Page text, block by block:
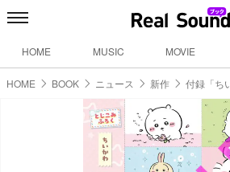
HOME MUSIC MOVIE
HOME BOOK ニュース 新作 付録「ち